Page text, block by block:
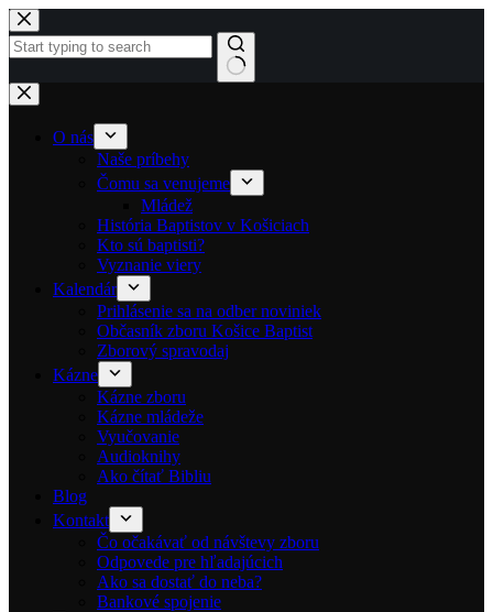
Skip to content
No results
O nás
Naše príbehy
Čomu sa venujeme
Mládež
História Baptistov v Košiciach
Kto sú baptisti?
Vyznanie viery
Kalendár
Prihlásenie sa na odber noviniek
Občasník zboru Košice Baptist
Zborový spravodaj
Kázne
Kázne zboru
Kázne mládeže
Vyučovanie
Audioknihy
Ako čítať Bibliu
Blog
Kontakt
Čo očakávať od návštevy zboru
Odpovede pre hľadajúcich
Ako sa dostať do neba?
Bankové spojenie